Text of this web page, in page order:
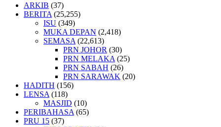
ARKIB (37)
BERITA (25,255)
ISU (349)
MUKA DEPAN (2,418)
SEMASA (22,613)
PRN JOHOR (30)
PRN MELAKA (25)
PRN SABAH (26)
PRN SARAWAK (20)
HADITH (156)
LENSA (118)
MASJID (10)
PERIBAHASA (65)
PRU 15 (37)